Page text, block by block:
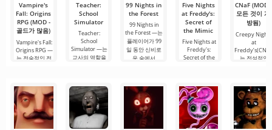
Vampire's
Fall: Origins
RPG (MOD -
골드가 많음)
Vampire's Fall:
Origins RPG —
는 전술적인 전
Teacher:
School
Simulator
Teacher:
School
Simulator —는
교사의 역할을
99 Nights in
the Forest
99 Nights in
the Forest —는
플레이어가 99
일 동안 신비로
운 숲에서
Five Nights
at Freddy's:
Secret of
the Mimic
Five Nights at
Freddy's:
Secret of the
CNaF (MOD -
모든 것이 개
방됨)
Creepy Nights
at
는 전설적인